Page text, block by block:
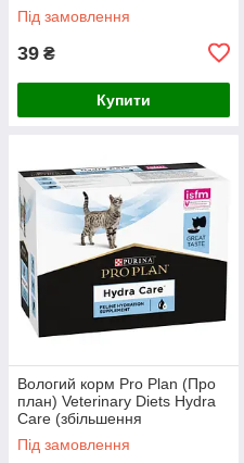
Під замовлення
39 ₴
Купити
Вологий корм Pro Plan (Про
план) Veterinary Diets Hydra
Care (збільшення
споживання води), шматочки
в підливі, 85 г
Під замовлення